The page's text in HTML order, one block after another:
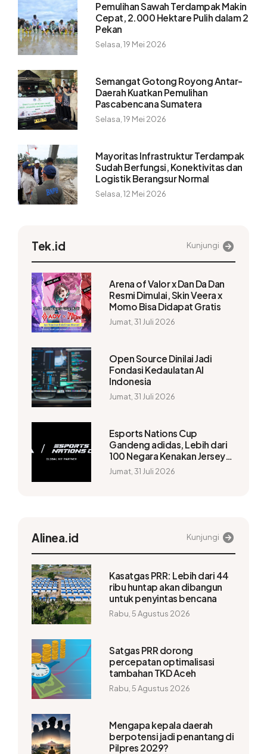
Pemulihan Sawah Terdampak Makin
Cepat, 2.000 Hektare Pulih dalam 2
Pekan
Selasa, 19 Mei 2026
Semangat Gotong Royong Antar-
Daerah Kuatkan Pemulihan
Pascabencana Sumatera
Selasa, 19 Mei 2026
Mayoritas Infrastruktur Terdampak
Sudah Berfungsi, Konektivitas dan
Logistik Berangsur Normal
Selasa, 12 Mei 2026
Tek.id Kunjungi
Arena of Valor x Dan Da Dan
Resmi Dimulai, Skin Veera x
Momo Bisa Didapat Gratis
Jumat, 31 Juli 2026
Open Source Dinilai Jadi
Fondasi Kedaulatan AI
Indonesia
Jumat, 31 Juli 2026
Esports Nations Cup
Gandeng adidas, Lebih dari
100 Negara Kenakan Jersey
Resmi
Jumat, 31 Juli 2026
Alinea.id Kunjungi
Kasatgas PRR: Lebih dari 44
ribu huntap akan dibangun
untuk penyintas bencana
Rabu, 5 Agustus 2026
Satgas PRR dorong
percepatan optimalisasi
tambahan TKD Aceh
Rabu, 5 Agustus 2026
Mengapa kepala daerah
berpotensi jadi penantang di
Pilpres 2029?